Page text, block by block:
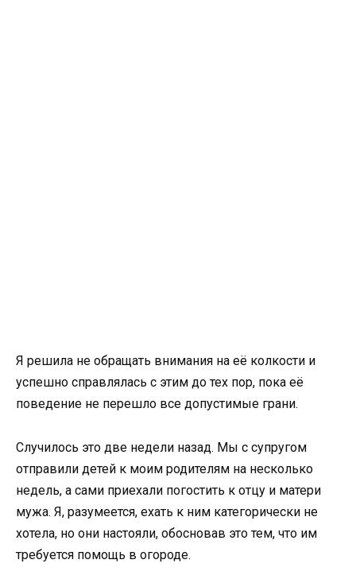
Я решила не обращать внимания на её колкости и
успешно справлялась с этим до тех пор, пока её
поведение не перешло все допустимые грани.
Случилось это две недели назад. Мы с супругом
отправили детей к моим родителям на несколько
недель, а сами приехали погостить к отцу и матери
мужа. Я, разумеется, ехать к ним категорически не
хотела, но они настояли, обосновав это тем, что им
требуется помощь в огороде.